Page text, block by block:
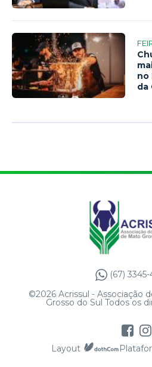
no
da
(67)
©2026 Acrissul - Associação
Grosso do Sul Todos os
Layout